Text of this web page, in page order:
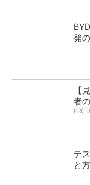
発
【
者
テ
と